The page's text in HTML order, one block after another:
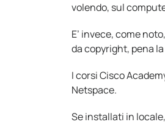
volendo, sul
E’ invece, come
da copyright, pena
I corsi Cisco
Netspace.
Se installati in